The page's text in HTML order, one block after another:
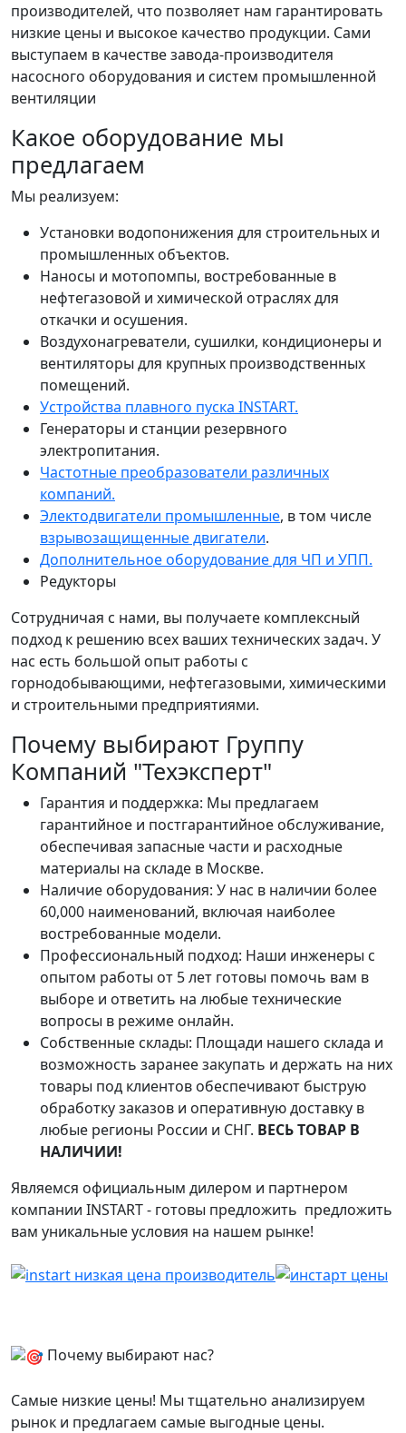
производителей, что позволяет нам гарантировать
низкие цены и высокое качество продукции. Сами
выступаем в качестве завода-производителя
насосного оборудования и систем промышленной
вентиляции
Какое оборудование мы
предлагаем
Мы реализуем:
Установки водопонижения для строительных и
промышленных объектов.
Наносы и мотопомпы, востребованные в
нефтегазовой и химической отраслях для
откачки и осушения.
Воздухонагреватели, сушилки, кондиционеры и
вентиляторы для крупных производственных
помещений.
Устройства плавного пуска INSTART.
Генераторы и станции резервного
электропитания.
Частотные преобразователи различных
компаний.
Электодвигатели промышленные, в том числе
взрывозащищенные двигатели.
Дополнительное оборудование для ЧП и УПП.
Редукторы
Сотрудничая с нами, вы получаете комплексный
подход к решению всех ваших технических задач. У
нас есть большой опыт работы с
горнодобывающими, нефтегазовыми, химическими
и строительными предприятиями.
Почему выбирают Группу
Компаний "Техэксперт"
Гарантия и поддержка: Мы предлагаем
гарантийное и постгарантийное обслуживание,
обеспечивая запасные части и расходные
материалы на складе в Москве.
Наличие оборудования: У нас в наличии более
60,000 наименований, включая наиболее
востребованные модели.
Профессиональный подход: Наши инженеры с
опытом работы от 5 лет готовы помочь вам в
выборе и ответить на любые технические
вопросы в режиме онлайн.
Собственные склады: Площади нашего склада и
возможность заранее закупать и держать на них
товары под клиентов обеспечивают быструю
обработку заказов и оперативную доставку в
любые регионы России и СНГ. ВЕСЬ ТОВАР В
НАЛИЧИИ!
Являемся официальным дилером и партнером
компании INSTART - готовы предложить предложить
вам уникальные условия на нашем рынке!
Почему выбирают нас?
Самые низкие цены! Мы тщательно анализируем
рынок и предлагаем самые выгодные цены.